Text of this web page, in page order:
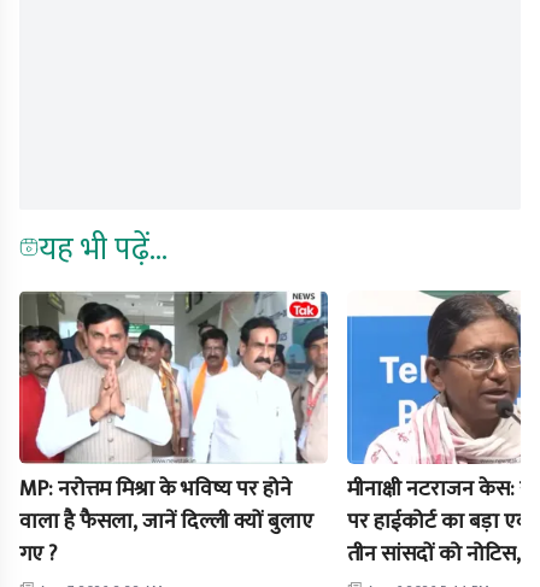
यह भी पढ़ें...
MP: नरोत्तम मिश्रा के भविष्य पर होने
वाला है फैसला, जानें दिल्ली क्यों बुलाए
गए ?
मीनाक्षी नटराजन केस:
पर हाईकोर्ट का बड़ा
तीन सांसदों को नोटिस,